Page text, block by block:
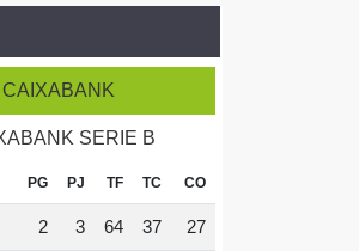
SERIE B
PG PJ TF TC CO
2 3 64 37 27